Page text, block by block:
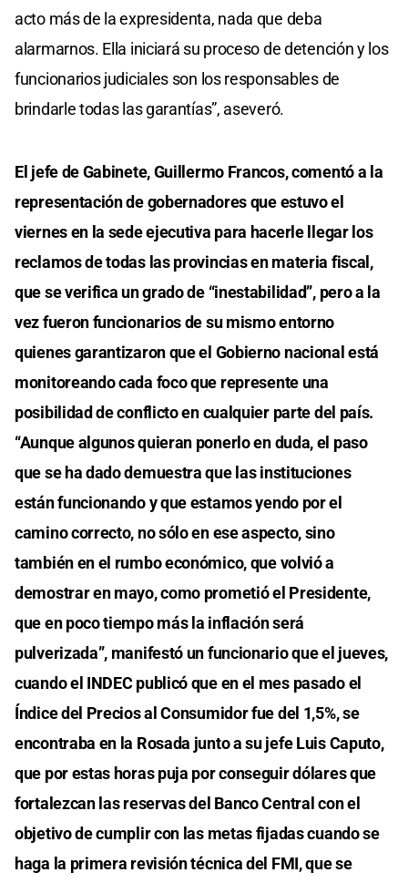
acto más de la expresidenta, nada que deba
alarmarnos. Ella iniciará su proceso de detención y los
funcionarios judiciales son los responsables de
brindarle todas las garantías”, aseveró.
El jefe de Gabinete, Guillermo Francos, comentó a la
representación de gobernadores que estuvo el
viernes en la sede ejecutiva para hacerle llegar los
reclamos de todas las provincias en materia fiscal,
que se verifica un grado de “inestabilidad”, pero a la
vez fueron funcionarios de su mismo entorno
quienes garantizaron que el Gobierno nacional está
monitoreando cada foco que represente una
posibilidad de conflicto en cualquier parte del país.
“Aunque algunos quieran ponerlo en duda, el paso
que se ha dado demuestra que las instituciones
están funcionando y que estamos yendo por el
camino correcto, no sólo en ese aspecto, sino
también en el rumbo económico, que volvió a
demostrar en mayo, como prometió el Presidente,
que en poco tiempo más la inflación será
pulverizada”, manifestó un funcionario que el jueves,
cuando el INDEC publicó que en el mes pasado el
Índice del Precios al Consumidor fue del 1,5%, se
encontraba en la Rosada junto a su jefe Luis Caputo,
que por estas horas puja por conseguir dólares que
fortalezcan las reservas del Banco Central con el
objetivo de cumplir con las metas fijadas cuando se
haga la primera revisión técnica del FMI, que se